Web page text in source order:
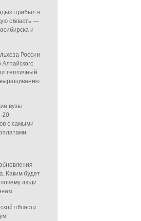
прибыл в
область —
и
России
Алтайского
тепличный
выращиванию
вузы
20
с самыми
Каким будет
люди
области